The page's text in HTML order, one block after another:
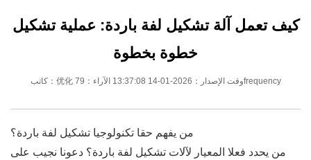
كيف تعمل آلة تشكيل لفة باردة: عملية تشكيل
خطوة بخطوة
كاتب：优化 وقت الإصدار：2026-01-14 13:37:08 الآراء：79frequency
من يفهم حقا تكنولوجيا تشكيل لفة باردة؟
من يحدد فعلا المعيار لآلات تشكيل لفة باردة؟ دعونا نجيب على